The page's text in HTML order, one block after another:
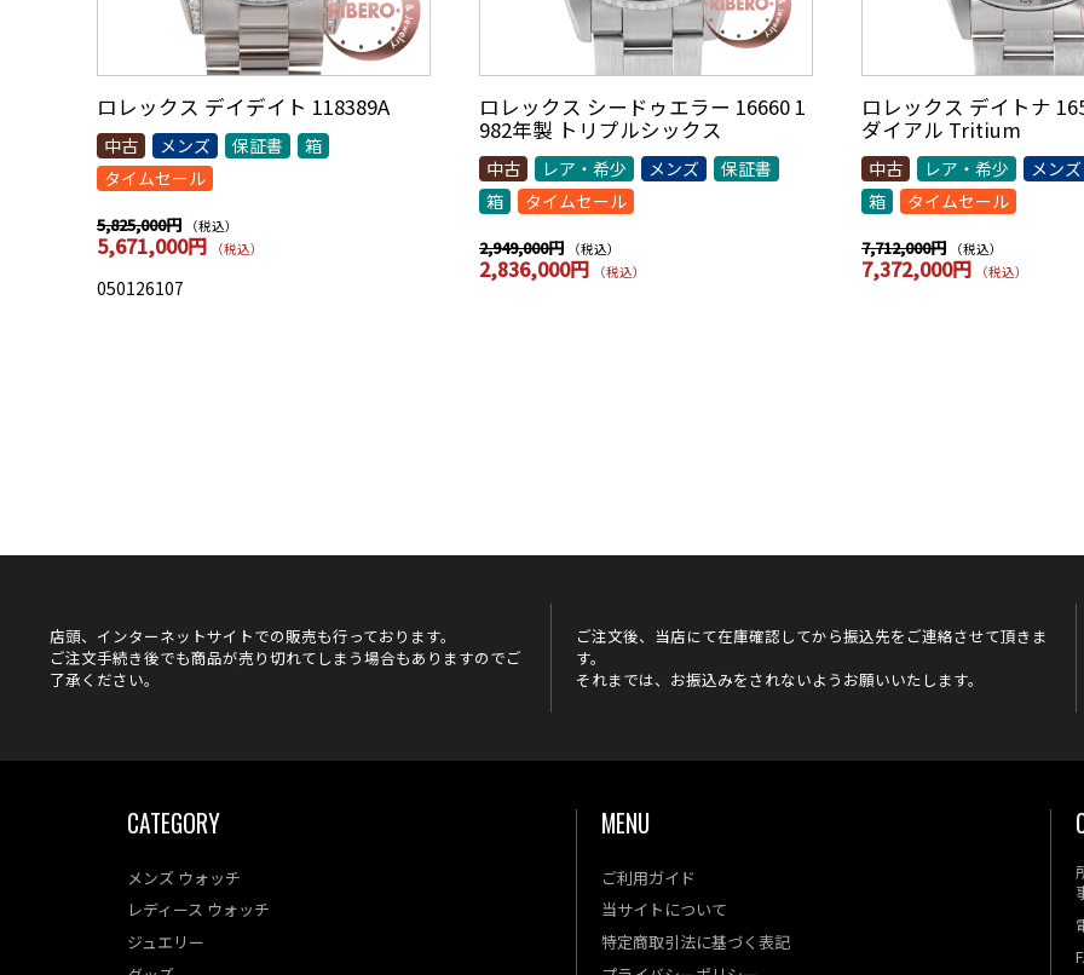
ロレックス デイデイト 118389A
中古 メンズ 保証書
箱
タイムセール
5,825,000円 （税込）
5,671,000円 （税込）
050126107
ロレックス シードゥエラー 16660 1
982年製 トリプルシックス
中古 レア・希少 メンズ
保証書
箱
タイムセール
2,949,000円 （税込）
2,836,000円 （税込）
ロレックス デイトナ
ダイアル Tritium
中古 レア・希少
メンズ
箱
タイムセール
7,712,000円 （税込）
7,372,000円 （税込）
店頭、インターネットサイトでの販売も行っております。
ご注文手続き後でも商品が売り切れてしまう場合もありますのでご
了承ください。
ご注文後、当店にて在庫確認してから振込先をご連絡させて頂きま
す。
それまでは、お振込みをされないようお願いいたします。
CATEGORY
メンズ ウォッチ
レディース ウォッチ
ジュエリー
MENU
ご利用ガイド
当サイトについて
特定商取引法に基づく表記